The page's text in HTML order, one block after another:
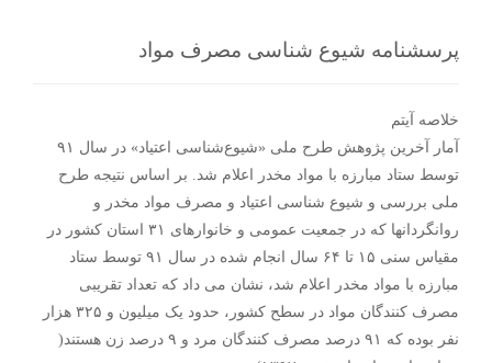
پرسشنامه شیوع شناسی مصرف مواد
خلاصه آیتم
آمار آخرین پژوهش طرح ملی «شیوع‌شناسی اعتیاد» در سال ۹۱
توسط ستاد مبارزه با مواد مخدر اعلام شد. بر اساس نتیجه طرح
ملی بررسی و شیوع شناسی اعتیاد و مصرف مواد مخدر و
روانگردان‏ها که در جمعیت عمومی و خانوارهای ۳۱ استان کشور در
مقیاس سنی ۱۵ تا ۶۴ سال انجام شده در سال ۹۱ توسط ستاد
مبارزه با مواد مخدر اعلام شد، نشان می داد که تعداد تقریبی
مصرف کنندگان مواد در سطح کشور، حدود یک میلیون و ۳۲۵ هزار
نفر بوده که ۹۱ درصد مصرف کنندگان مرد و ۹ درصد زن هستند(